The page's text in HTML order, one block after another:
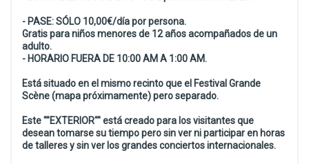
- PASE: SÓLO 10,00€/día por persona.
Gratis para niños menores de 12 años acompañados de un
adulto.
- HORARIO FUERA DE 10:00 AM A 1:00 AM.
Está situado en el mismo recinto que el Festival Grande
Scène (mapa próximamente) pero separado.
Este ""EXTERIOR"" está creado para los visitantes que
desean tomarse su tiempo pero sin ver ni participar en horas
de talleres y sin ver los grandes conciertos internacionales.